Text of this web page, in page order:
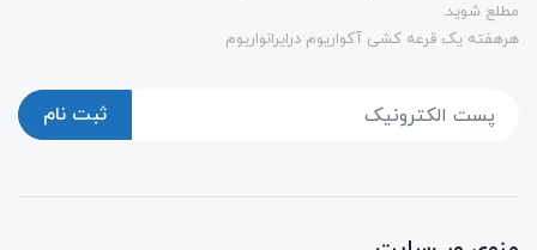
مطلع شوید.
هرهفته یک قرعه کشی آکواریوم درایرانواریوم
ثبت نام